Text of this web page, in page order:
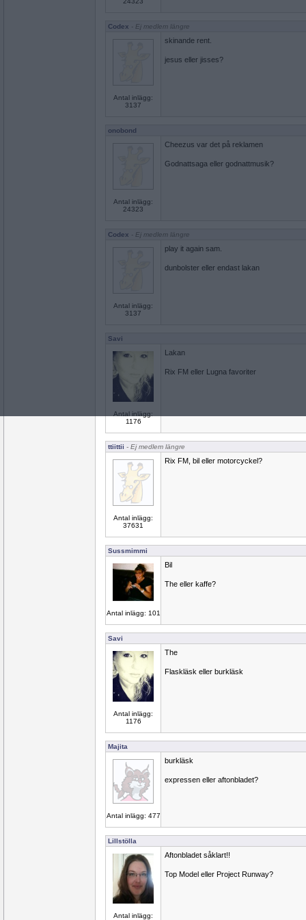
Codex - Ej medlem längre
Antal inlägg:
3137
skinande rent.
jesus eller jisses?
onobond
Antal inlägg:
24323
Cheezus var det på reklamen
Godnattsaga eller godnattmusik?
Codex - Ej medlem längre
Antal inlägg:
3137
play it again sam.
dunbolster eller endast lakan
Savi
Antal inlägg:
1176
Lakan
Rix FM eller Lugna favoriter
ttiittii - Ej medlem längre
Antal inlägg:
37631
Rix FM, bil eller motorcyckel?
Sussmimmi
Antal inlägg: 101
Bil
The eller kaffe?
Savi
Antal inlägg:
1176
The
Flaskläsk eller burkläsk
Majita
Antal inlägg: 477
burkläsk
expressen eller aftonbladet?
Lillstölla
Antal inlägg:
Aftonbladet såklart!!
Top Model eller Project Runway?